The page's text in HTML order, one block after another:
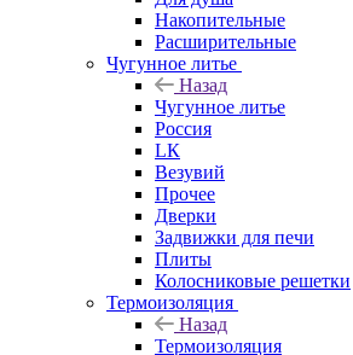
Накопительные
Расширительные
Чугунное литье
Назад
Чугунное литье
Россия
LК
Везувий
Прочее
Дверки
Задвижки для печи
Плиты
Колосниковые решетки
Термоизоляция
Назад
Термоизоляция